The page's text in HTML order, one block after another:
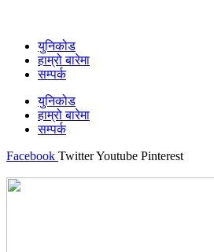
युनिकोड
हाम्रो बारेमा
सम्पर्क
युनिकोड
हाम्रो बारेमा
सम्पर्क
Facebook TwitterYoutube Pinterest